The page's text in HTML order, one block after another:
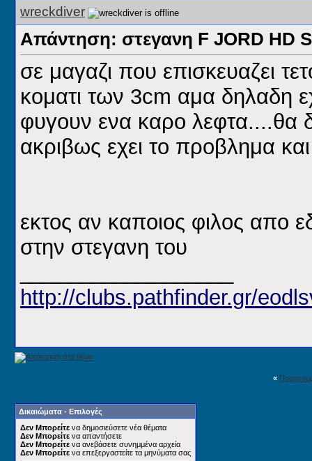
wreckdiver
Απάντηση: στεγανη F JORD HD
σε μαγαζι που επισκευαζει
κοματι των 3cm αμα δηλαδη
φυγουν ενα καρο
ακριβως εχει το προβλημα
εκτος αν καποιος φιλος απο
στην στεγανη του
http://clubs.pathfinder.gr/
«
Δικαιώματα - Επιλογές
Δεν Μπορείτε να δημοσιεύσετε νέα θέματα
Δεν Μπορείτε να απαντήσετε
Δεν Μπορείτε να ανεβάσετε συνημμένα αρχεία
Δεν Μπορείτε να επεξεργαστείτε τα μηνύματα σας